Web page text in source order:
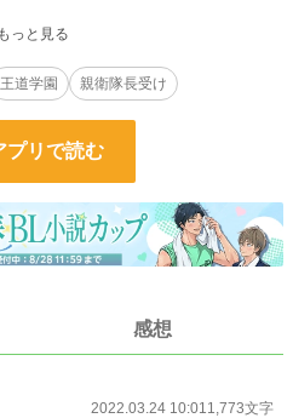
王道学園 親衛隊長受け
プリで読む
感想
2022.03.24 10:011,773文字